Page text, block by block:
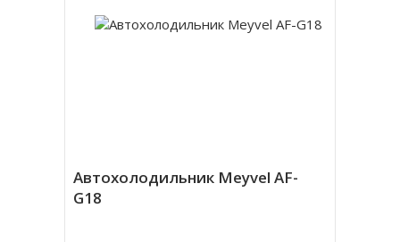
Автохолодильник Meyvel AF-
G18